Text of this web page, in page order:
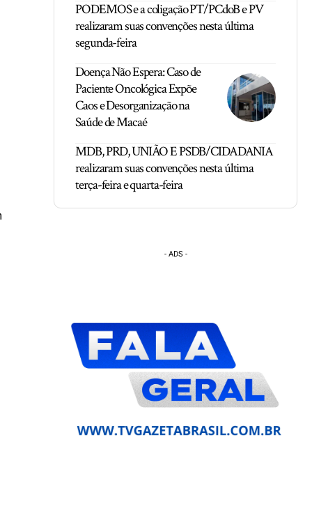
PODEMOS e a coligação PT/PCdoB e PV
realizaram suas convenções nesta última
segunda-feira
Doença Não Espera: Caso de
Paciente Oncológica Expõe
Caos e Desorganização na
Saúde de Macaé
MDB, PRD, UNIÃO E PSDB/CIDADANIA
realizaram suas convenções nesta última
terça-feira e quarta-feira
- ADS -